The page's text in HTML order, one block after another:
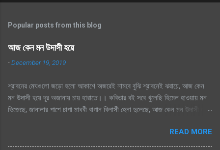
Popular posts from this blog
আজ কেন মন উদাসী হয়ে
-December 19, 2019
শ্রাবনের মেঘগুলো জড়ো হলো আকাশে অজরেই নামবে বুঝি শ্রাবনেই ঝরায়ে, আজ কেন
মন উদাসী হয়ে দূর অজানায় চায় হারাতে।। কবিতার বই সবে খুলেছি হিমেল হাওয়ায় মন
ভিজেছে, জানালার পাশে চাপা মাধবী বাগান বিলাসী হেনা দুলেছে, আজ কেন মন উদাসী হয়ে
হাসের জলকেলী পথিকের পায়ে হাটা থেমেছে, আজ কেন মন উদাসী হয়ে দূর অজানায় চায়
হারাতে, শ্রাবনের মেঘগুলো জড়ো হলো আকাশে অঝরে নামবে বুঝি শ্রাবনেই ঝরায়ে, আজ
READ MORE